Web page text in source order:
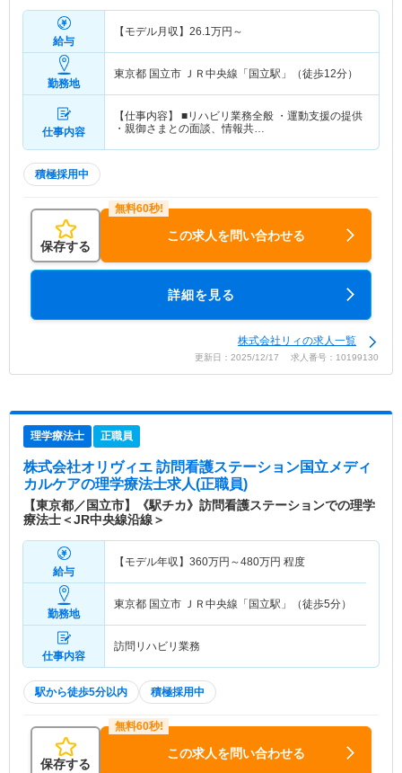
給与
【モデル月収】 26.1万円～
勤務地
東京都 国立市 ＪＲ中央線「国立駅」（徒歩12分）
仕事内容
【仕事内容】 ■リハビリ業務全般 ・運動支援の提供
・親御さまとの面談、情報共…
積極採用中
保存する
この求人を問い合わせる
詳細を見る
株式会社リィの求人一覧
更新日：2025/12/17 求人番号：10199130
理学療法士 正職員
株式会社オリヴィエ 訪問看護ステーション国立メディ
カルケアの理学療法士求人(正職員)
【東京都／国立市】《駅チカ》訪問看護ステーションでの理学
療法士＜JR中央線沿線＞
給与
【モデル年収】 360万円～480万円 程度
勤務地
東京都 国立市 ＪＲ中央線「国立駅」（徒歩5分）
仕事内容
訪問リハビリ業務
駅から徒歩5分以内 積極採用中
保存する
この求人を問い合わせる